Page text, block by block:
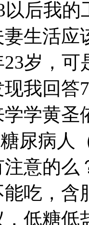
以后我
生活应
岁，
我回答7
学黄
尿病人
意的么
吃，含
低糖